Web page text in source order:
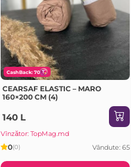
CashBack: 70
CEARSAF ELASTIC – MARO
160×200 CM (4)
140 L
Vînzător: TopMag.md
0(0) Vândute: 65